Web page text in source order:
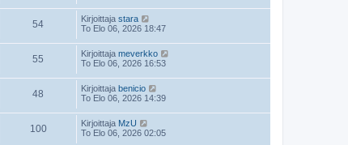
54 Kirjoittaja stara
To Elo 06, 2026 18:47
55 Kirjoittaja meverkko
To Elo 06, 2026 16:53
48 Kirjoittaja benicio
To Elo 06, 2026 14:39
100 Kirjoittaja MzU
To Elo 06, 2026 02:05